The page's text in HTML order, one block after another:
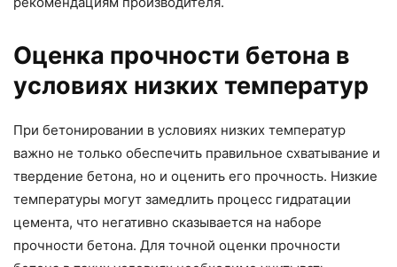
Оценка прочности бетона в
условиях низких температур
При бетонировании в условиях низких температур
важно не только обеспечить правильное схватывание и
твердение бетона, но и оценить его прочность. Низкие
температуры могут замедлить процесс гидратации
цемента, что негативно сказывается на наборе
прочности бетона. Для точной оценки прочности